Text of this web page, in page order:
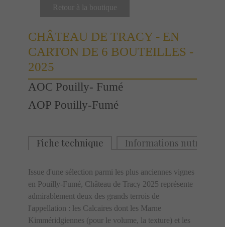
Retour à la boutique
CHÂTEAU DE TRACY - EN
CARTON DE 6 BOUTEILLES -
2025
AOC Pouilly- Fumé
AOP Pouilly-Fumé
Fiche technique Informations
Issue d'une sélection parmi les plus anciennes vignes
en Pouilly-Fumé, Château de Tracy 2025 représente
admirablement deux des grands terrois de
l'appellation : les Calcaires dont les Marne
Kimméridgiennes (pour le volume, la texture) et les